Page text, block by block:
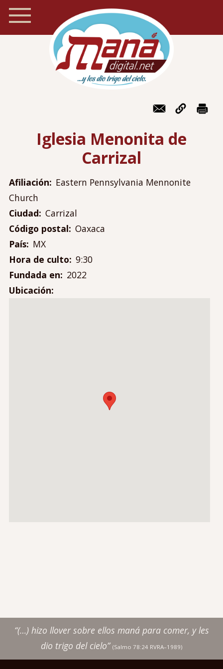
Pasar
contenido
Iglesia Menonita de
Carrizal
Afiliación
Eastern Pennsylvania Mennonite
Church
Ciudad Carrizal
Código postal Oaxaca
País
MX
Hora de culto 9:30
Fundada en
2022
Ubicación
“(…) hizo llover sobre ellos maná para comer, y les
dio trigo del cielo” (Salmo 78:24 RVRA–1989)
móvil
Recursos
Localizador de iglesias
Acerca de Maná
Contáctanos
Menú
de
cuenta
de
Mi cuenta
Iniciar sesión